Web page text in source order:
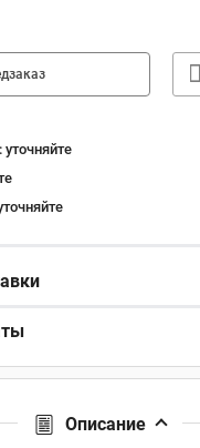
уточняйте
Описание